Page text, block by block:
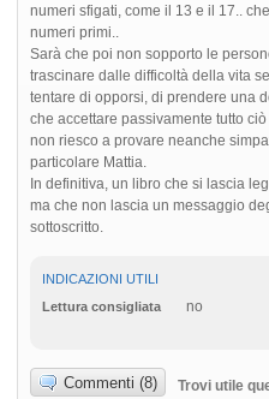
numeri sfigati, come il 13 e il 17..
numeri primi..
Sarà che poi non sopporto le
trascinare dalle difficoltà della vita
tentare di opporsi, di prendere una
che accettare passivamente tutto
non riesco a provare neanche
particolare Mattia.
In definitiva, un libro che si lascia
ma che non lascia un messaggio
sottoscritto.
INDICAZIONI UTILI
Lettura consigliata
no
Commenti (8) Trovi utile